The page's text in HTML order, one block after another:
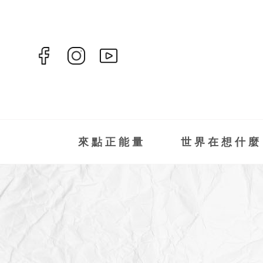
來點正能量 世界在想什麼